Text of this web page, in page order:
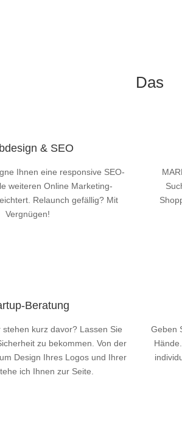
Das
& SEO
Ihnen eine responsive SEO-
weiteren Online Marketing-
Relaunch gefällig? Mit
Vergnügen!
Beratung
kurz davor? Lassen Sie
zu bekommen. Von der
Design Ihres Logos und Ihrer
ich Ihnen zur Seite.
Geben